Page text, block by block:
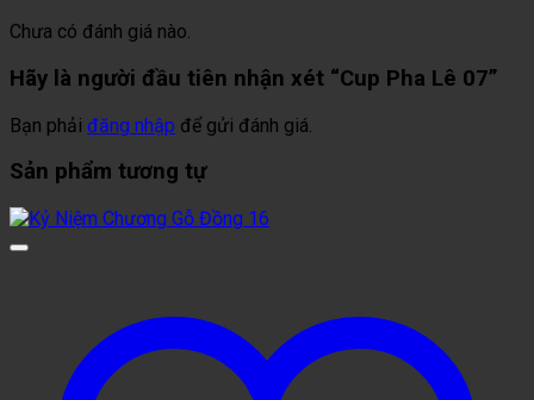
Chưa có đánh giá nào.
Hãy là người đầu tiên nhận xét “Cup Pha Lê 07”
Bạn phải đăng nhập để gửi đánh giá.
Sản phẩm tương tự